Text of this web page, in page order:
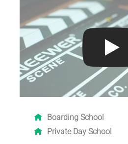
Boarding School
Private Day School